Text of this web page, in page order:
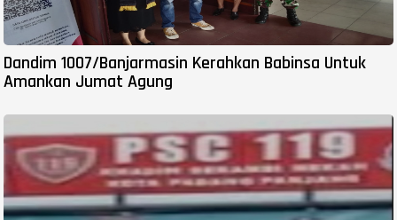
Dandim 1007/Banjarmasin Kerahkan Babinsa Untuk
Amankan Jumat Agung